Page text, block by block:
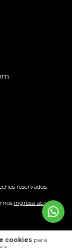
cookiespara
reservados.
ingresá acá.